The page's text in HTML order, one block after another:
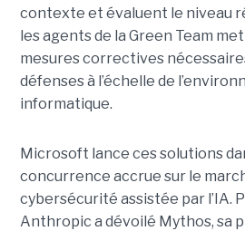
contexte et évaluent le niveau
les agents de la Green Team
mesures correctives
défenses à l’échelle de
informatique.
Microsoft lance ces solutions
concurrence accrue sur le
cybersécurité assistée par l’IA.
Anthropic a dévoilé Mythos, sa